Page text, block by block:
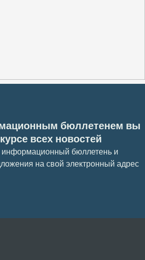
бюллетенем вы
всех новостей
бюллетень и
на свой электронный адрес